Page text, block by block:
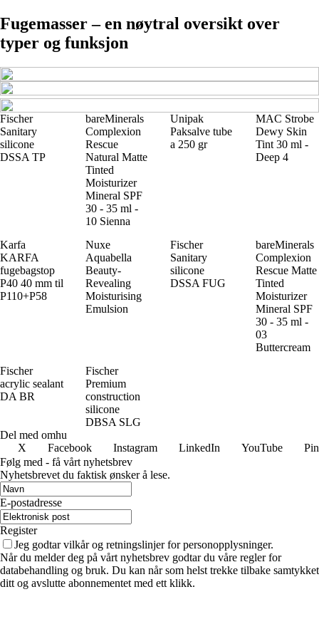
Fugemasser – en nøytral oversikt over
typer og funksjon
Fischer
Sanitary
silicone
DSSA TP
bareMinerals
Complexion
Rescue
Natural Matte
Tinted
Moisturizer
Mineral SPF
30 - 35 ml -
10 Sienna
Unipak
Paksalve tube
a 250 gr
MAC Strobe
Dewy Skin
Tint 30 ml -
Deep 4
Karfa
KARFA
fugebagstop
P40 40 mm til
P110+P58
Nuxe
Aquabella
Beauty-
Revealing
Moisturising
Emulsion
Fischer
Sanitary
silicone
DSSA FUG
bareMinerals
Complexion
Rescue Matte
Tinted
Moisturizer
Mineral SPF
30 - 35 ml -
03
Buttercream
Fischer
acrylic sealant
DA BR
Fischer
Premium
construction
silicone
DBSA SLG
Del med omhu
X
Facebook Instagram LinkedIn YouTube
Følg med - få vårt nyhetsbrev
Nyhetsbrevet du faktisk ønsker å lese.
E-postadresse
Register
Jeg godtar vilkår og retningslinjer for personopplysninger.
Når du melder deg på vårt nyhetsbrev godtar du våre regler for
databehandling og bruk. Du kan når som helst trekke tilbake samtykket
ditt og avslutte abonnementet med ett klikk.